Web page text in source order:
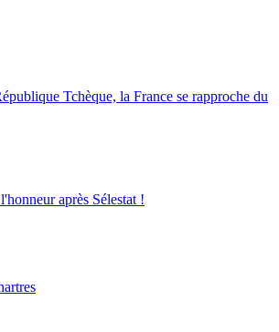
Tchèque, la France se rapproche du
après Sélestat !